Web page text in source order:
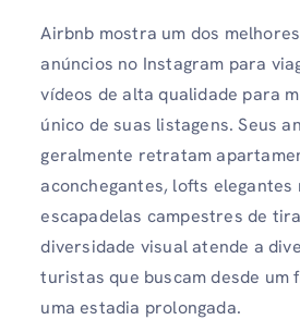
Airbnb mostra um dos
anúncios no Instagram para
vídeos de alta qualidade para
único de suas listagens. Seus
geralmente retratam
aconchegantes, lofts elegantes
escapadelas campestres de
diversidade visual atende a
turistas que buscam desde um
uma estadia prolongada.